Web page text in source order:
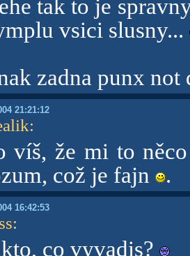
tak to je
vsici slusny...
zadna punx not
21:21:12
:
víš, že mi to
což je fajn
.
16:42:53
:
co vyvadis?